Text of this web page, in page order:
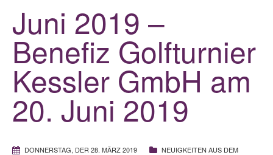
Juni 2019 –
Benefiz Golfturnier
Kessler GmbH am
20. Juni 2019
DONNERSTAG, DER 28. MÄRZ 2019
NEUIGKEITEN AUS DEM